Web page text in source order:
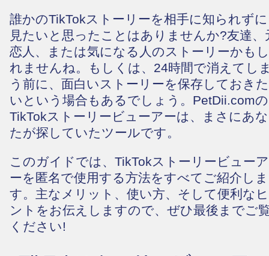
誰かのTikTokストーリーを相手に知られずに
見たいと思ったことはありませんか?友達、
恋人、または気になる人のストーリーかもし
れませんね。もしくは、24時間で消えてし
う前に、面白いストーリーを保存しておきた
いという場合もあるでしょう。PetDii.comの
TikTokストーリービューアーは、まさにあな
たが探していたツールです。
このガイドでは、TikTokストーリービューア
ーを匿名で使用する方法をすべてご紹介しま
す。主なメリット、使い方、そして便利なヒ
ントをお伝えしますので、ぜひ最後までご
ください!